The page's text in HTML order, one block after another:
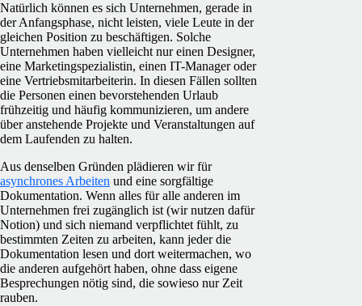
Natürlich können es sich Unternehmen, gerade in
der Anfangsphase, nicht leisten, viele Leute in der
gleichen Position zu beschäftigen. Solche
Unternehmen haben vielleicht nur einen Designer,
eine Marketingspezialistin, einen IT-Manager oder
eine Vertriebsmitarbeiterin. In diesen Fällen sollten
die Personen einen bevorstehenden Urlaub
frühzeitig und häufig kommunizieren, um andere
über anstehende Projekte und Veranstaltungen auf
dem Laufenden zu halten.
Aus denselben Gründen plädieren wir für
asynchrones Arbeiten und eine sorgfältige
Dokumentation. Wenn alles für alle anderen im
Unternehmen frei zugänglich ist (wir nutzen dafür
Notion) und sich niemand verpflichtet fühlt, zu
bestimmten Zeiten zu arbeiten, kann jeder die
Dokumentation lesen und dort weitermachen, wo
die anderen aufgehört haben, ohne dass eigene
Besprechungen nötig sind, die sowieso nur Zeit
rauben.